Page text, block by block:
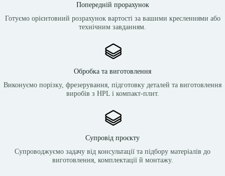
Попередній прорахунок
Готуємо орієнтовний розрахунок вартості за вашими кресленнями або
технічним завданням.
Обробка та виготовлення
Виконуємо порізку, фрезерування, підготовку деталей та виготовлення
виробів з HPL і компакт-плит.
Супровід проєкту
Супроводжуємо задачу від консультації та підбору матеріалів до
виготовлення, комплектації й монтажу.